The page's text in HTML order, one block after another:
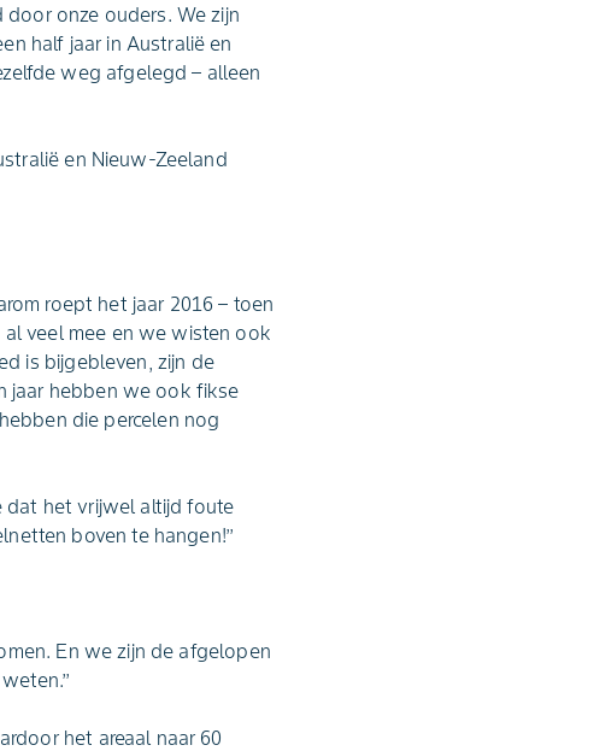
onze ouders. We zijn
half jaar in Australië en
weg afgelegd – alleen
en Nieuw-Zeeland
roept het jaar 2016 – toen
veel mee en we wisten ook
is bijgebleven, zijn de
jaar hebben we ook fikse
die percelen nog
dat het vrijwel altijd foute
boven te hangen!’’
En we zijn de afgelopen
het areaal naar 60